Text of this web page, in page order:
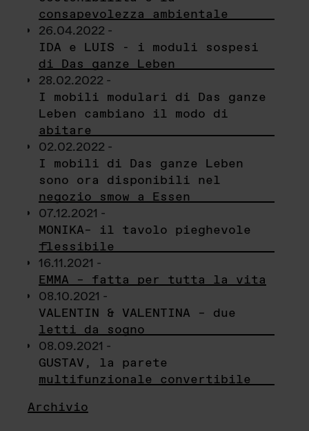
consapevolezza ambientale
26.04.2022 -
IDA e LUIS - i moduli sospesi
di Das ganze Leben
28.02.2022 -
I mobili modulari di Das ganze
Leben cambiano il modo di
abitare
02.02.2022 -
I mobili di Das ganze Leben
sono ora disponibili nel
negozio smow a Essen
07.12.2021 -
MONIKA– il tavolo pieghevole
flessibile
16.11.2021 -
EMMA – fatta per tutta la vita
08.10.2021 -
VALENTIN & VALENTINA – due
letti da sogno
08.09.2021 -
GUSTAV, la parete
multifunzionale convertibile
Archivio